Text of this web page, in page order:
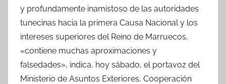
y profundamente inamistoso de las autoridades
tunecinas hacia la primera Causa Nacional y los
intereses superiores del Reino de Marruecos,
«contiene muchas aproximaciones y
falsedades», indica, hoy sábado, el portavoz del
Ministerio de Asuntos Exteriores, Cooperación